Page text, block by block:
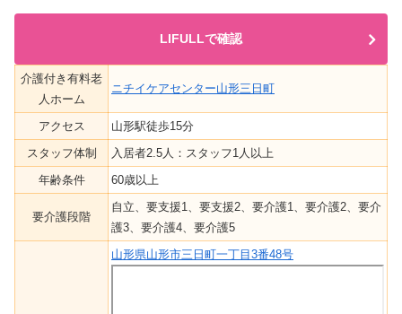
LIFULLで確認
介護付き有料老
人ホーム
ニチイケアセンター山形三日町
アクセス
山形駅徒歩15分
スタッフ体制
入居者2.5人：スタッフ1人以上
年齢条件
60歳以上
要介護段階
自立、要支援1、要支援2、要介護1、要介護2、要介
護3、要介護4、要介護5
山形県山形市三日町一丁目3番48号